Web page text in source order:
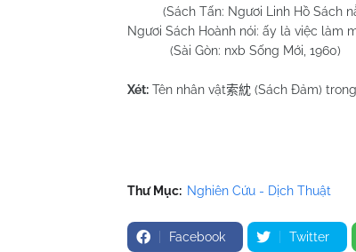
(Sách Tấn: Ngươi Linh Hồ Sách
Ngươi Sách Hoành nói: ấy là việc làm
(Sài Gòn: nxb Sống Mới, 1960)
Xét: Tên nhân vật索紞 (Sách Đảm) trong
Huỳnh
Quy Nhơn
Thư Mục: Nghiên Cứu - Dịch Thuật
Facebook Twitter